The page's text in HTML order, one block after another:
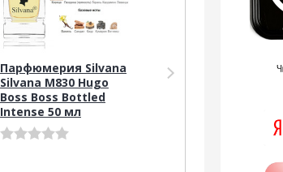
Парфюмерия Silvana
Silvana M830 Hugo
Boss Boss Bottled
Intense 50 мл
Парфюмерия Shaik
SHAIK /